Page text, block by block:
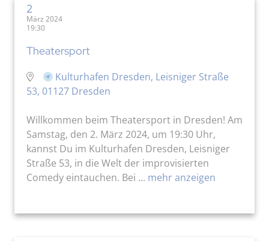
2
März 2024
19:30
Theatersport
Kulturhafen Dresden, Leisniger Straße
53, 01127 Dresden
Willkommen beim Theatersport in Dresden! Am
Samstag, den 2. März 2024, um 19:30 Uhr,
kannst Du im Kulturhafen Dresden, Leisniger
Straße 53, in die Welt der improvisierten
Comedy eintauchen. Bei ... mehr anzeigen